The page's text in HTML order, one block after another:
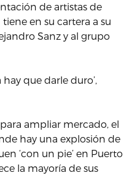
de artistas de
en su cartera a su
Sanz y al grupo
que darle duro’,
ampliar mercado, el
hay una explosión de
‘con un pie’ en Puerto
la mayoría de sus